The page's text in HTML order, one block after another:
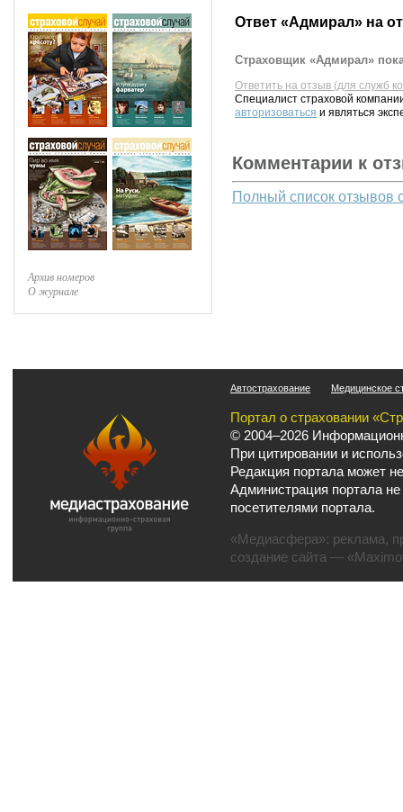
Архив номеров
О журнале
Ответ «Адмирал» на
Страховщик «Адмирал»
Ответить на отзыв (для служб
Специалист страховой
авторизоваться и являться
Комментарии к
Полный список отзывов
Автострахование Медицинское
Портал о страховании
© 2004–2026
При цитировании и
Редакция портала может
Администрация портала
посетителями портала.
«Медиасфера»: реклама,
создание сайта —